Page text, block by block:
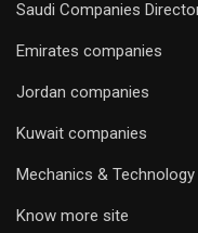
Saudi Companies
Emirates companies
Jordan companies
Kuwait companies
Mechanics & Technology
Know more site